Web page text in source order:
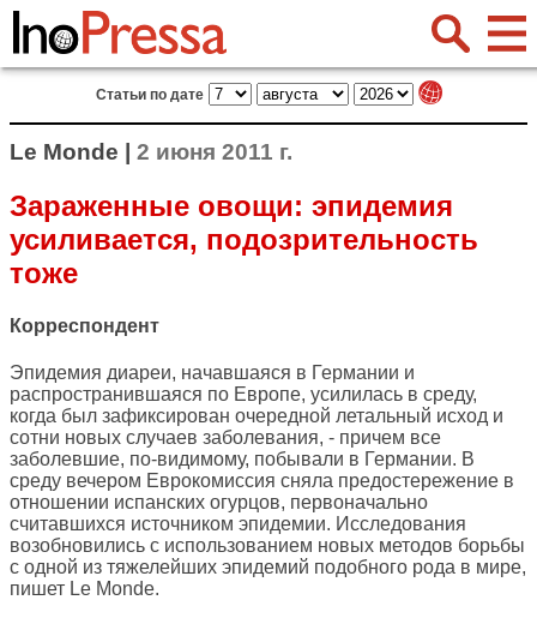
Статьи по дате
Le Monde | 2 июня 2011 г.
Зараженные овощи: эпидемия
усиливается, подозрительность
тоже
Корреспондент
Эпидемия диареи, начавшаяся в Германии и
распространившаяся по Европе, усилилась в среду,
когда был зафиксирован очередной летальный исход и
сотни новых случаев заболевания, - причем все
заболевшие, по-видимому, побывали в Германии. В
среду вечером Еврокомиссия сняла предостережение в
отношении испанских огурцов, первоначально
считавшихся источником эпидемии. Исследования
возобновились с использованием новых методов борьбы
с одной из тяжелейших эпидемий подобного рода в мире,
пишет Le Monde.